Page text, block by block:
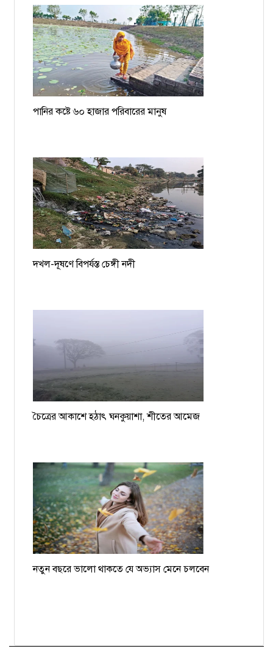
পানির কষ্টে ৬০ হাজার পরিবারের মানুষ
দখল-দূষণে বিপর্যস্ত চেঙ্গী নদী
চৈত্রের আকাশে হঠাৎ ঘনকুয়াশা, শীতের আমেজ
নতুন বছরে ভালো থাকতে যে অভ্যাস মেনে চলবেন